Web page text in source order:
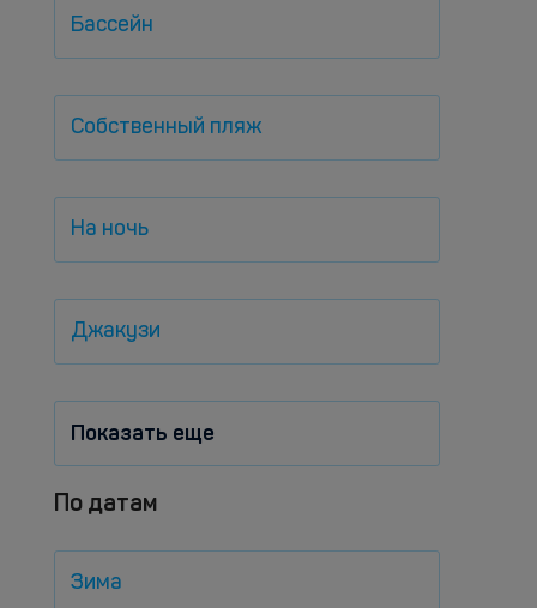
Бассейн
Собственный пляж
На ночь
Джакузи
Показать еще
По датам
Зима